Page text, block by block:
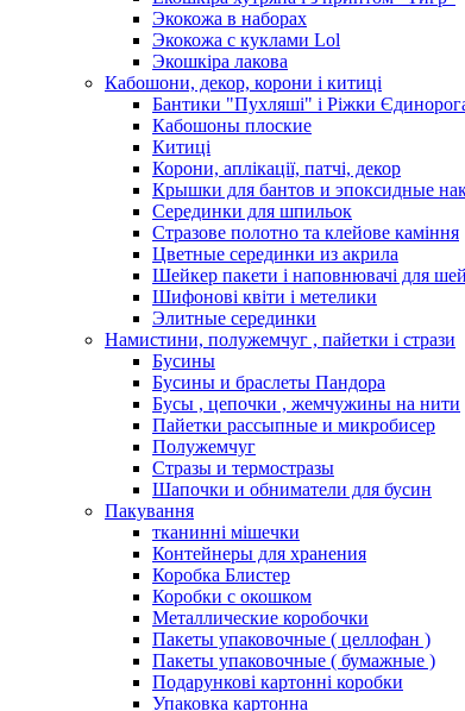
Экокожа в наборах
Экокожа с куклами Lol
Экошкiра лакова
Кабошони, декор, корони і китиці
Бантики "Пухляші" і Ріжки
Кабошоны плоские
Китиці
Корони, аплікації, патчі, декор
Крышки для бантов и эпоксидные
Серединки для шпильок
Стразове полотно та клейове каміння
Цветные серединки из акрила
Шейкер пакети і наповнювачі для
Шифонові квіти і метелики
Элитные серединки
Намистини, полужемчуг , пайетки і стрази
Бусины
Бусины и браслеты Пандора
Бусы , цепочки , жемчужины на нити
Пайетки рассыпные и микробисер
Полужемчуг
Стразы и термостразы
Шапочки и обниматели для бусин
Пакування
тканинні мішечки
Контейнеры для хранения
Коробка Блистер
Коробки с окошком
Металлические коробочки
Пакеты упаковочные ( целлофан )
Пакеты упаковочные ( бумажные )
Подарункові картонні коробки
Упаковка картонна